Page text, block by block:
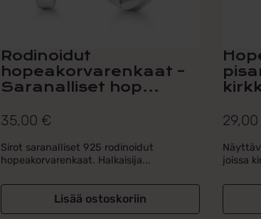
Rodinoidut
hopeakorvarenkaat –
Saranalliset hop...
35,00 €
Sirot saranalliset 925 rodinoidut
hopeakorvarenkaat. Halkaisija...
Lisää ostoskoriin
29,00
joissa